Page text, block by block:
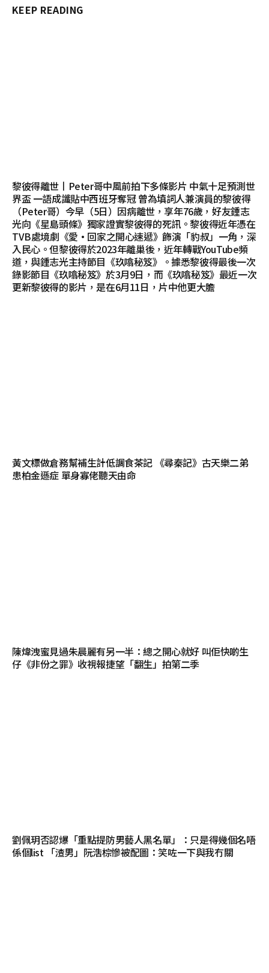
KEEP READING
黎彼得離世丨Peter哥中風前拍下多條影片 中氣十足預測世
界盃 一語成讖貼中西班牙奪冠 曾為填詞人兼演員的黎彼得
（Peter哥）今早（5日）因病離世，享年76歲，好友鍾志
光向《星島頭條》獨家證實黎彼得的死訊。黎彼得近年憑在
TVB處境劇《愛·回家之開心速遞》飾演「豹叔」一角，深
入民心。但黎彼得於2023年離巢後，近年轉戰YouTube頻
道，與鍾志光主持節目《玖噏秘笈》。據悉黎彼得最後一次
錄影節目《玖噏秘笈》於3月9日，而《玖噏秘笈》最近一次
更新黎彼得的影片，是在6月11日，片中他更大膽
黃文標做倉務幫補生計低調食茶記 《尋秦記》古天樂二弟
患柏金遜症 單身寡佬聽天由命
陳煒洩蜜見過朱晨麗有另一半：總之開心就好 叫佢快啲生
仔《非份之罪》收視報捷望「翻生」拍第二季
劉佩玥否認爆「重點提防男藝人黑名單」：只是得幾個名唔
係個list 「渣男」阮浩棕慘被配圖：笑咗一下與我冇關